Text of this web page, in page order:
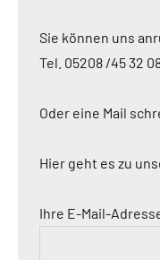
Sie können uns
Tel. 05208 /45 32
Oder eine Mail
Hier geht es zu
Ihre E-Mail-